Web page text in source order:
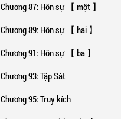
Chương 87: Hôn sự 【 một 】
Chương 89: Hôn sự 【 hai 】
Chương 91: Hôn sự 【 ba 】
Chương 93: Tập Sát
Chương 95: Truy kích